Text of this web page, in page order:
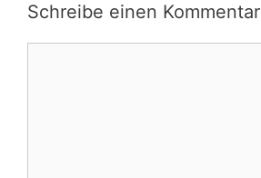
Schreibe einen Kommentar